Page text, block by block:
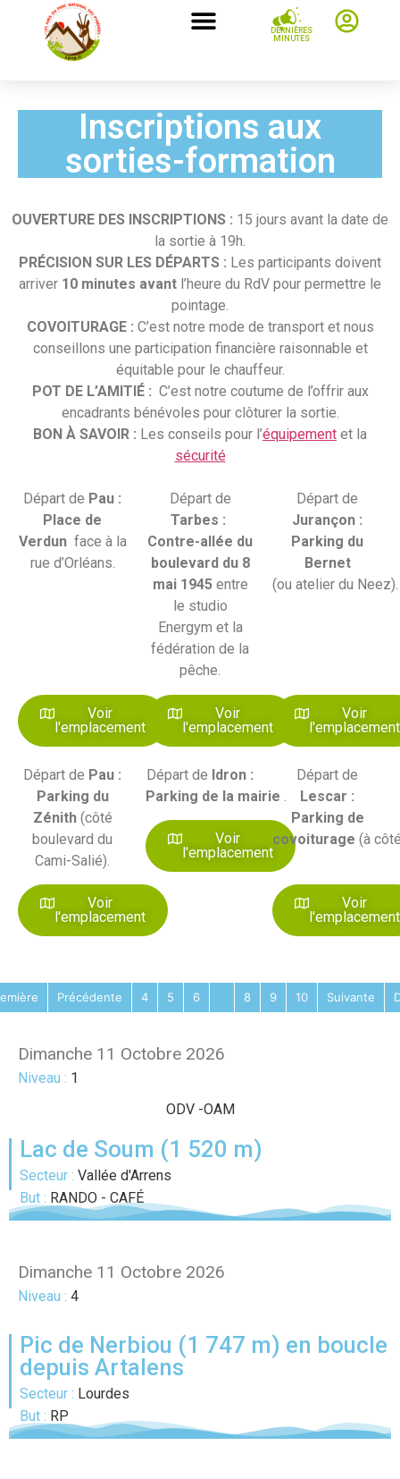
DERNIÈRES
MINUTES
Inscriptions aux
sorties-formation
OUVERTURE DES INSCRIPTIONS : 15 jours avant la date de
la sortie à 19h.
PRÉCISION SUR LES DÉPARTS : Les participants doivent
arriver 10 minutes avant l’heure du RdV pour permettre le
pointage.
COVOITURAGE : C’est notre mode de transport et nous
conseillons une participation financière raisonnable et
équitable pour le chauffeur.
POT DE L’AMITIÉ : C’est notre coutume de l’offrir aux
encadrants bénévoles pour clôturer la sortie.
BON À SAVOIR : Les conseils pour l’équipement et la
sécurité
Départ de Pau :
Place de
Verdun face à la
rue d’Orléans.
Voir
l'emplacement
Départ de
Tarbes :
Contre-allée du
boulevard du 8
mai 1945 entre
le studio
Energym et la
fédération de la
pêche.
Voir
l'emplacement
Départ de
Jurançon :
Parking du
Bernet
(ou atelier du Neez).
Voir
l'emplacement
Départ de Pau :
Parking du
Zénith(côté
boulevard du
Cami-Salié).
Voir
l'emplacement
Départ de Idron :
Parking de la mairie
Voir
l'emplacement
Départ de
Lescar :
Parking de
covoiturage (à
Voir
l'emplacement
Précédente 4 5 6 8 9 10 Suivante
Dimanche 11 Octobre 2026
Niveau : 1
ODV-OAM
Lac de Soum (1 520 m)
Secteur : Vallée d'Arrens
But : RANDO - CAFÉ
Dimanche 11 Octobre 2026
Niveau : 4
Pic de Nerbiou (1 747 m) en boucle
depuis Artalens
Secteur : Lourdes
But : RP